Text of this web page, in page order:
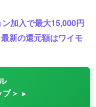
加入で最大15,000円
新の還元額はワイモ
＞